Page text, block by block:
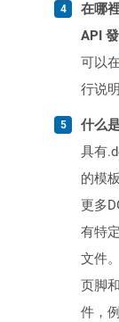
在哪
API
可以在
行说明
什么
具有
的模
更多
有特
文件
页脚
件，